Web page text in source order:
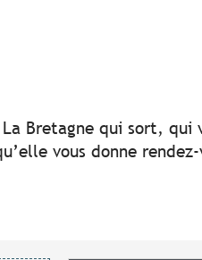
Bretagne qui sort, qui
vous donne rendez-